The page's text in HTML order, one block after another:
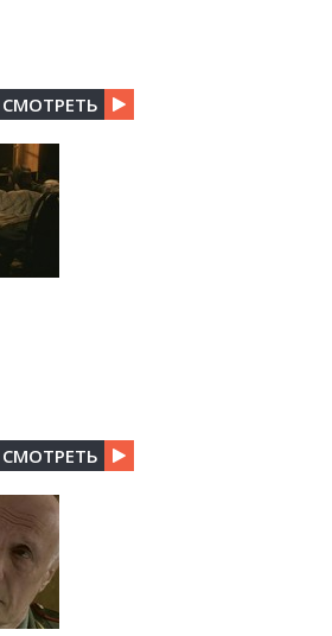
СМОТРЕТЬ
СМОТРЕТЬ